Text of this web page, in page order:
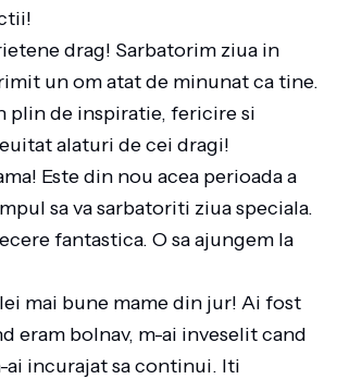
drag! Sarbatorim ziua in
un om atat de minunat ca tine.
plin de inspiratie, fericire si
alaturi de cei dragi!
Este din nou acea perioada a
sa va sarbatoriti ziua speciala.
fantastica. O sa ajungem la
mai bune mame din jur! Ai fost
eram bolnav, m-ai inveselit cand
ai incurajat sa continui. Iti